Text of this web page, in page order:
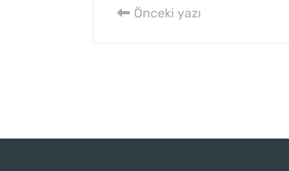
Önceki yazı